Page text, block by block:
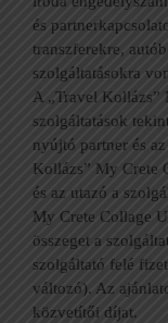
és
transzferekre,
szolgáltatásokra
A „Travel Kollázs”
szolgáltatások
nyújtó partner és
Kollázs” My Crete
és az utazó a
My Crete Collage
összeget a
szolgáltató felé
változó). Az
közvetítői díjat.